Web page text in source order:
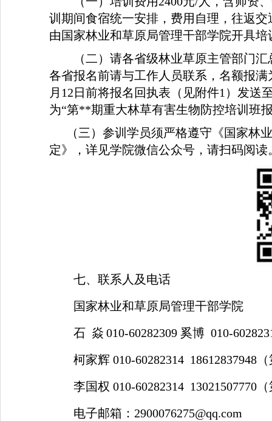
训期间食宿统一安排，费用自理，往返
由国家林业和草原局管理干部学院开具培
（二） 请各省级林业草原主管部门
各省报名前请与工作人员联系，名额报
月 12 日前将报名回执表（见附件1 ）发送
为“第**期重大林草有害生物防控培训班
（三）参训学员须严格遵守《国家林
定》，详见学院微信公众号， 请扫码阅读
七、联系人及电话
国家林业和草原局管理干部学院
石 焱 010-60282309 奚博 010-
柯家辉 010-60282314 18612837948
李国权 010-60282314 13021507770
电子邮箱： 2900076275@qq.com